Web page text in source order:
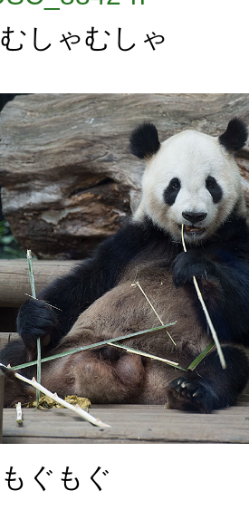
むしゃむしゃ
もぐもぐ